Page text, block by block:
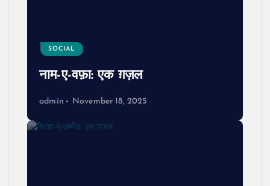
SOCIAL
नाम-ए-वफ़ा: एक ग़ज़ल
admin November 18, 2025